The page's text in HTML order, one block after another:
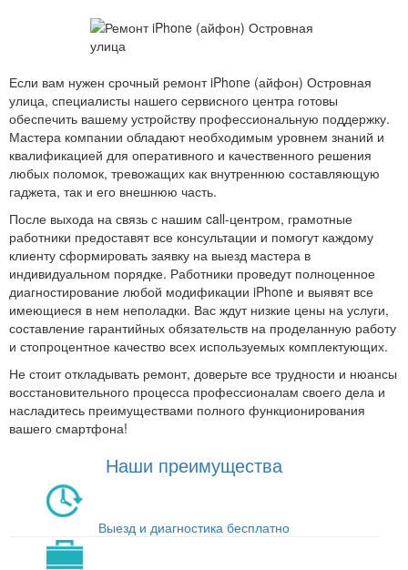
Если вам нужен срочный ремонт iPhone (айфон) Островная
улица, специалисты нашего сервисного центра готовы
обеспечить вашему устройству профессиональную поддержку.
Мастера компании обладают необходимым уровнем знаний и
квалификацией для оперативного и качественного решения
любых поломок, тревожащих как внутреннюю составляющую
гаджета, так и его внешнюю часть.
После выхода на связь с нашим call-центром, грамотные
работники предоставят все консультации и помогут каждому
клиенту сформировать заявку на выезд мастера в
индивидуальном порядке. Работники проведут полноценное
диагностирование любой модификации iPhone и выявят все
имеющиеся в нем неполадки. Вас ждут низкие цены на услуги,
составление гарантийных обязательств на проделанную работу
и стопроцентное качество всех используемых комплектующих.
Не стоит откладывать ремонт, доверьте все трудности и нюансы
восстановительного процесса профессионалам своего дела и
насладитесь преимуществами полного функционирования
вашего смартфона!
Наши преимущества
Выезд и диагностика бесплатно